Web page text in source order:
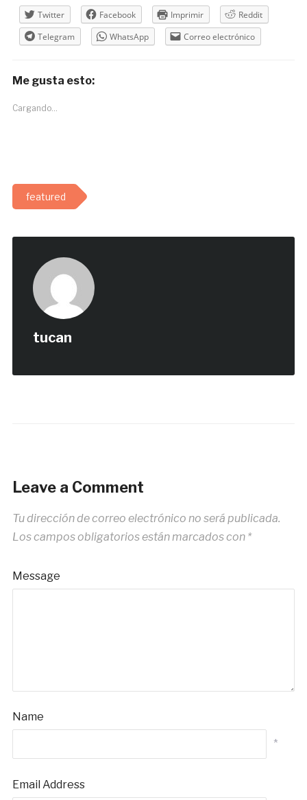
Twitter Facebook Imprimir
Reddit
Telegram
WhatsApp Correo electrónico
Me gusta esto:
Cargando...
featured
tucan
Leave a Comment
Tu dirección de correo electrónico no será publicada.
Los campos obligatorios están marcados con *
Message
Name
*
Email Address